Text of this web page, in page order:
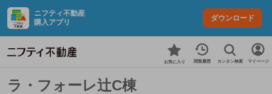
ニフティ不動産
購入アプリ
ダウンロード
お気に入り 閲覧履歴 カンタン検索 マイページ
ラ・フォーレ辻C棟